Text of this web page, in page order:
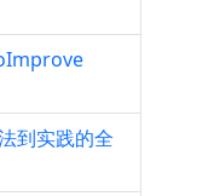
到实践的全